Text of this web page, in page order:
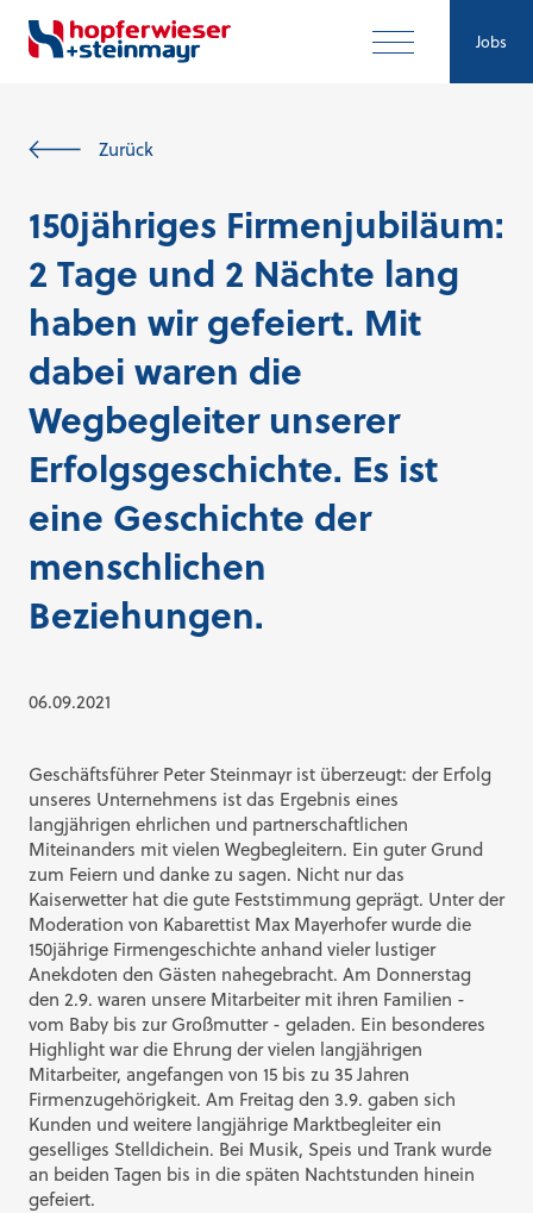
Jobs
Zurück
150jähriges Firmenjubiläum:
2 Tage und 2 Nächte lang
haben wir gefeiert. Mit
dabei waren die
Wegbegleiter unserer
Erfolgsgeschichte. Es ist
eine Geschichte der
menschlichen
Beziehungen.
06.09.2021
Geschäftsführer Peter Steinmayr ist überzeugt: der Erfolg
unseres Unternehmens ist das Ergebnis eines
langjährigen ehrlichen und partnerschaftlichen
Miteinanders mit vielen Wegbegleitern. Ein guter Grund
zum Feiern und danke zu sagen. Nicht nur das
Kaiserwetter hat die gute Feststimmung geprägt. Unter der
Moderation von Kabarettist Max Mayerhofer wurde die
150jährige Firmengeschichte anhand vieler lustiger
Anekdoten den Gästen nahegebracht. Am Donnerstag
den 2.9. waren unsere Mitarbeiter mit ihren Familien -
vom Baby bis zur Großmutter - geladen. Ein besonderes
Highlight war die Ehrung der vielen langjährigen
Mitarbeiter, angefangen von 15 bis zu 35 Jahren
Firmenzugehörigkeit. Am Freitag den 3.9. gaben sich
Kunden und weitere langjährige Marktbegleiter ein
geselliges Stelldichein. Bei Musik, Speis und Trank wurde
an beiden Tagen bis in die späten Nachtstunden hinein
gefeiert.